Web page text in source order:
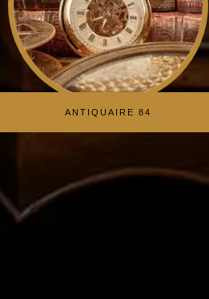
ANTIQUAIRE 84